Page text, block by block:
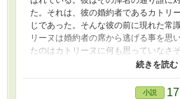
た。それは、彼の婚約者であるカトリ
じであった。そんな彼の前に現れた常
リーヌは婚約者の席から逃げる事を思
たのはカトリーヌに何も思っていな
対しても冷たい反応を取る王子とそん
令嬢の話
小説